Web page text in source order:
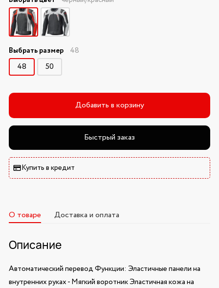
Выбрать размер 48
48 50
Добавить в корзину
Быстрый заказ
Купить в кредит
О товаре Доставка и оплата
Описание
Автоматический перевод Функции: Эластичные панели на
внутренних руках - Мягкий воротник Эластичная кожа на